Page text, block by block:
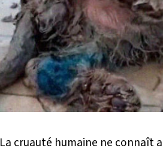
La cruauté humaine ne connaît